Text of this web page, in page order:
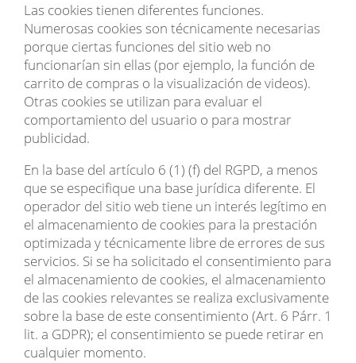
Las cookies tienen diferentes funciones.
Numerosas cookies son técnicamente necesarias
porque ciertas funciones del sitio web no
funcionarían sin ellas (por ejemplo, la función de
carrito de compras o la visualización de videos).
Otras cookies se utilizan para evaluar el
comportamiento del usuario o para mostrar
publicidad.
En la base del artículo 6 (1) (f) del RGPD, a menos
que se especifique una base jurídica diferente. El
operador del sitio web tiene un interés legítimo en
el almacenamiento de cookies para la prestación
optimizada y técnicamente libre de errores de sus
servicios. Si se ha solicitado el consentimiento para
el almacenamiento de cookies, el almacenamiento
de las cookies relevantes se realiza exclusivamente
sobre la base de este consentimiento (Art. 6 Párr. 1
lit. a GDPR); el consentimiento se puede retirar en
cualquier momento.